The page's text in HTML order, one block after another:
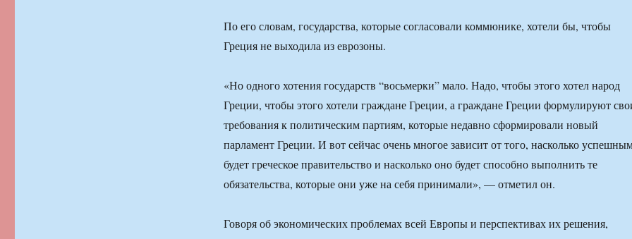
По его словам, государства, которые согласовали коммюнике, хотели бы, чтобы
Греция не выходила из еврозоны.
«Но одного хотения государств “восьмерки” мало. Надо, чтобы этого хотел народ
Греции, чтобы этого хотели граждане Греции, а граждане Греции формулируют
требования к политическим партиям, которые недавно сформировали новый
парламент Греции. И вот сейчас очень многое зависит от того, насколько
будет греческое правительство и насколько оно будет способно выполнить те
обязательства, которые они уже на себя принимали», — отметил он.
Говоря об экономических проблемах всей Европы и перспективах их решения,